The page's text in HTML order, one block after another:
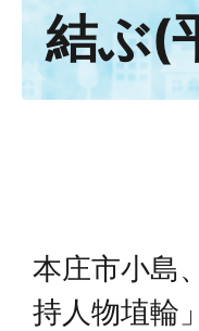
結ぶ(
本庄市小島
持人物埴輪